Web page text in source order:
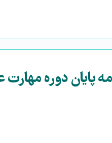
پایان دوره